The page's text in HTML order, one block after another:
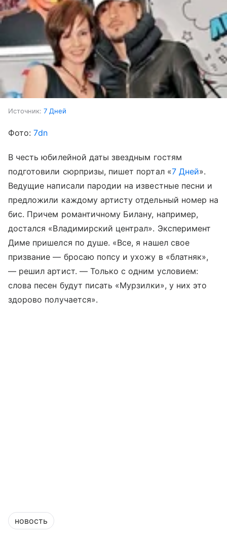
Источник: 7 Дней
Фото: 7dn
В честь юбилейной даты звездным гостям
подготовили сюрпризы, пишет портал «7 Дней».
Ведущие написали пародии на известные песни и
предложили каждому артисту отдельный номер на
бис. Причем романтичному Билану, например,
достался «Владимирский централ». Эксперимент
Диме пришелся по душе. «Все, я нашел свое
призвание — бросаю попсу и ухожу в «блатняк»,
— решил артист. — Только с одним условием:
слова песен будут писать «Мурзилки», у них это
здорово получается».
новость